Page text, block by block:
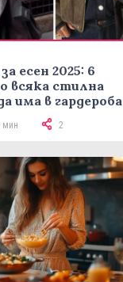
есен 2025: 6
всяка стилна
има в гардероба
мин 2